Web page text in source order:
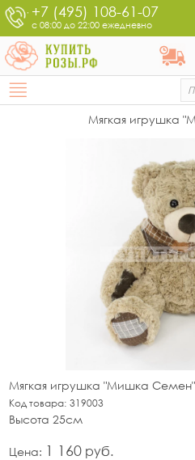
+7 (495) 108-61-07
с 08:00 до 22:00 ежедневно
Мягкая игрушка
Мягкая игрушка "Мишка Семен"
Код товара: 319003
Высота 25см
Цена: 1 160 руб.